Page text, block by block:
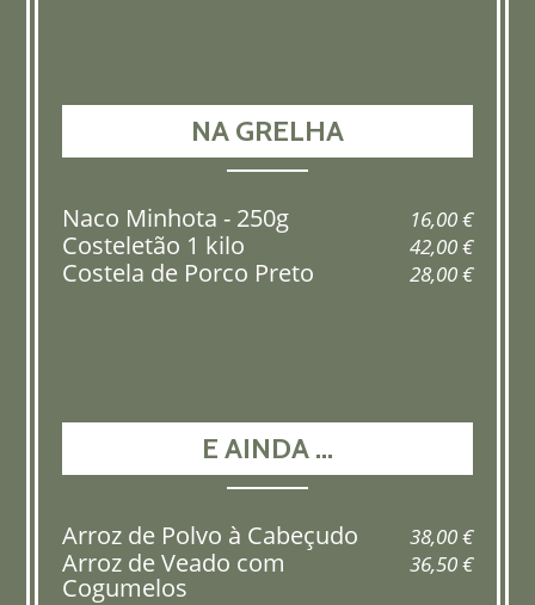
NA GRELHA
Naco Minhota - 250g 16,00 €
Costeletão 1 kilo 42,00 €
Costela de Porco Preto 28,00 €
E AINDA ...
Arroz de Polvo à Cabeçudo 38,00 €
Arroz de Veado com
Cogumelos
36,50 €